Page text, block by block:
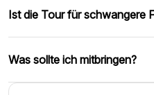
Ist die Tour für schwangere
Was sollte ich mitbringen?